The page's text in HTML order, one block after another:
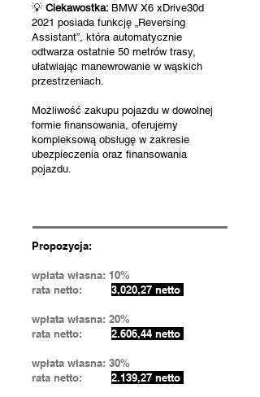
💡 Ciekawostka: BMW X6 xDrive30d
2021 posiada funkcję „Reversing
Assistant”, która automatycznie
odtwarza ostatnie 50 metrów trasy,
ułatwiając manewrowanie w wąskich
przestrzeniach.
Możliwość zakupu pojazdu w dowolnej
formie finansowania, oferujemy
kompleksową obsługę w zakresie
ubezpieczenia oraz finansowania
pojazdu.
Propozycja:
wpłata własna: 10%
rata netto:
3,020,27 netto
wpłata własna: 20%
rata netto:
2.606,44 netto
wpłata własna: 30%
rata netto:
2.139,27 netto